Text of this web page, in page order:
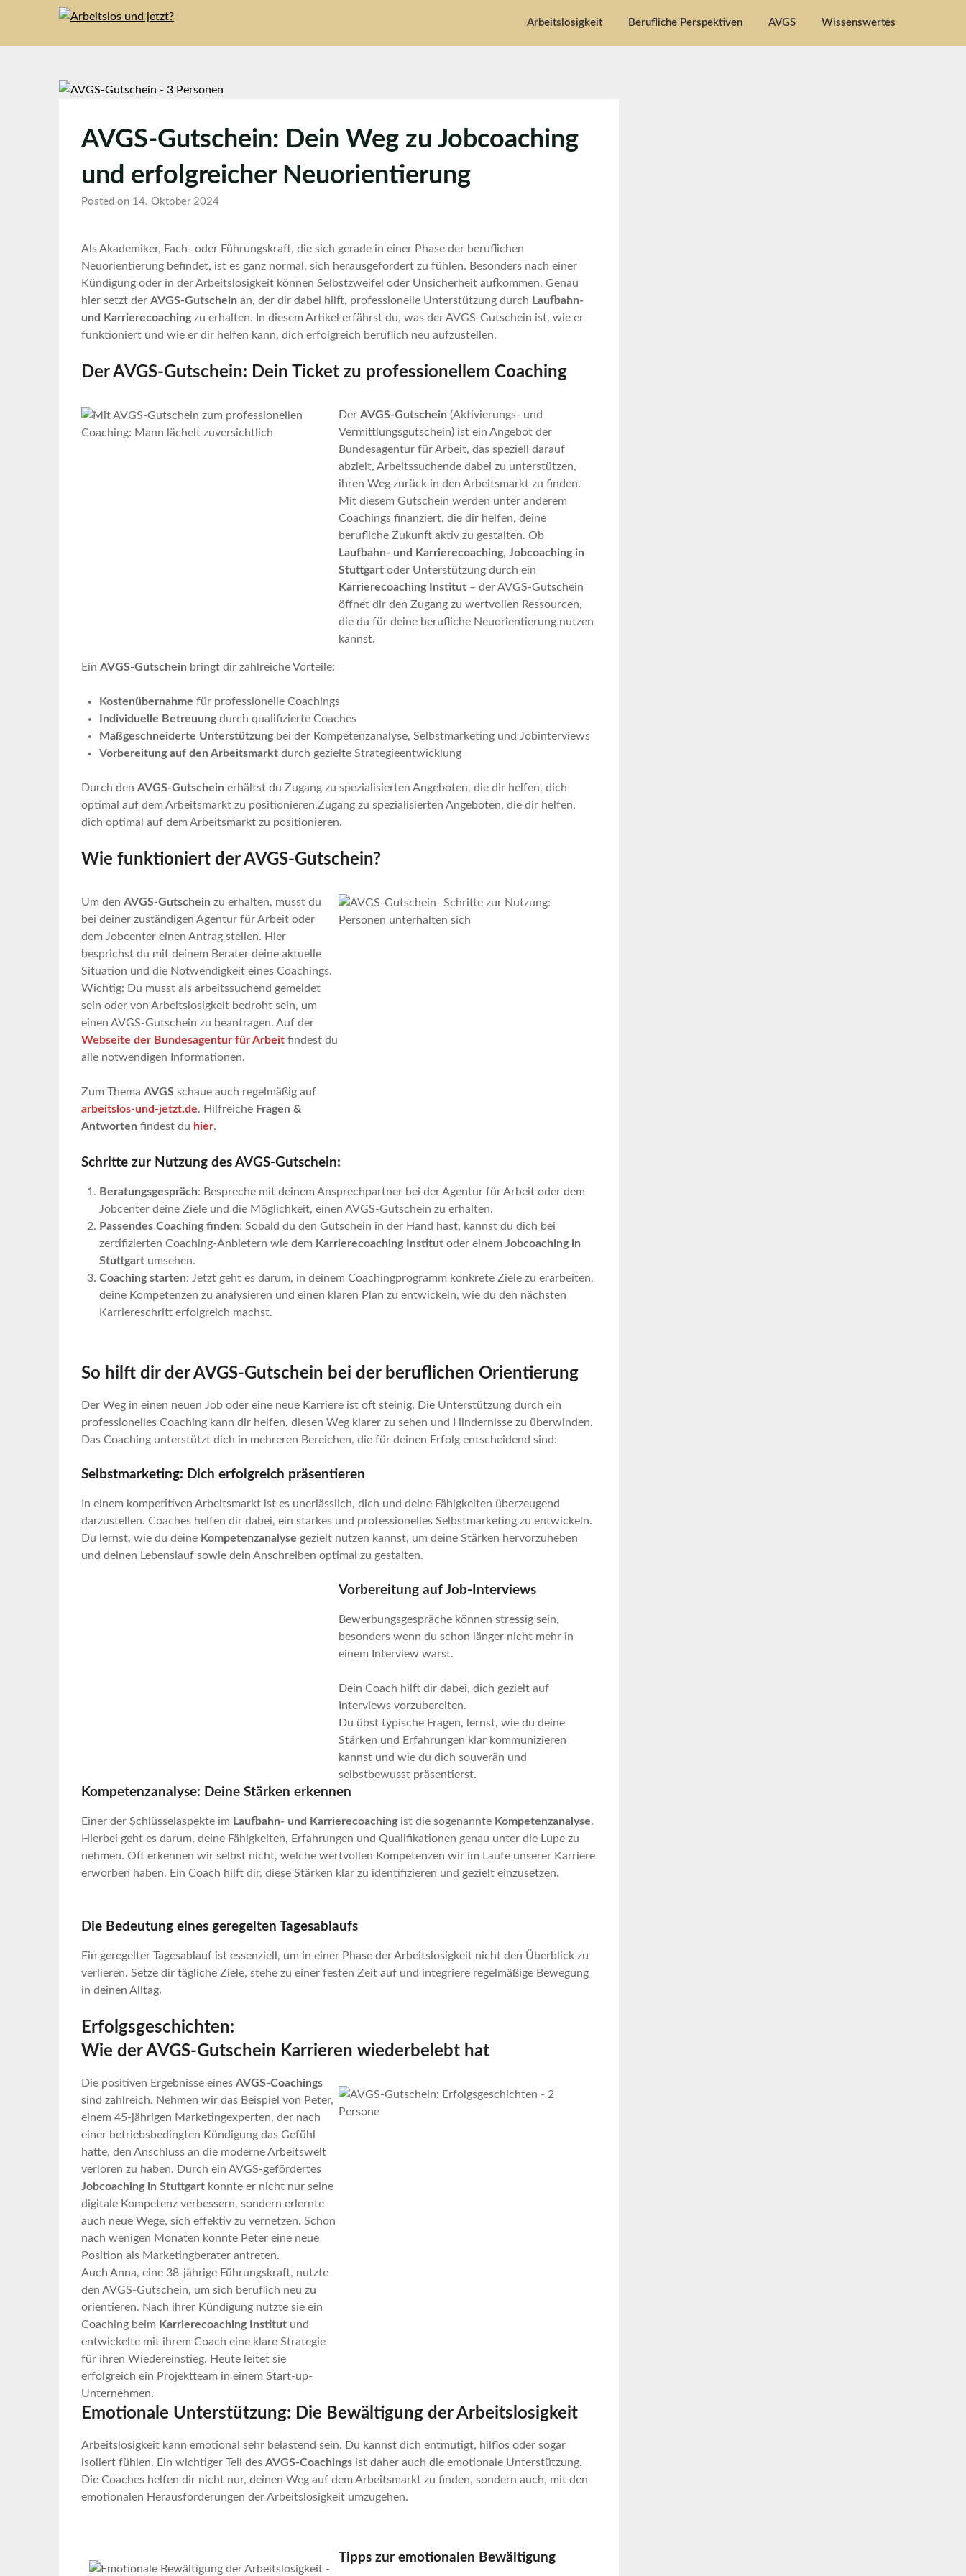
content
Arbeitslosigkeit Berufliche Perspektiven AVGS Wissenswertes
AVGS-Gutschein: Dein Weg zu Jobcoaching
und erfolgreicher Neuorientierung
Posted on 14. Oktober 2024
Als Akademiker, Fach- oder Führungskraft, die sich gerade in einer Phase der beruflichen
Neuorientierung befindet, ist es ganz normal, sich herausgefordert zu fühlen. Besonders nach einer
Kündigung oder in der Arbeitslosigkeit können Selbstzweifel oder Unsicherheit aufkommen. Genau
hier setzt derAVGS-Gutschein an, der dir dabei hilft, professionelle Unterstützung durch Laufbahn-
und Karrierecoachingzu erhalten. In diesem Artikel erfährst du, was der AVGS-Gutschein ist, wie er
funktioniert und wie er dir helfen kann, dich erfolgreich beruflich neu aufzustellen.
Der AVGS-Gutschein: Dein Ticket zu professionellem Coaching
DerAVGS-Gutschein (Aktivierungs- und
Vermittlungsgutschein) ist ein Angebot der
Bundesagentur für Arbeit, das speziell darauf
abzielt, Arbeitssuchende dabei zu unterstützen,
ihren Weg zurück in den Arbeitsmarkt zu finden.
Mit diesem Gutschein werden unter anderem
Coachings finanziert, die dir helfen, deine
berufliche Zukunft aktiv zu gestalten. Ob
Laufbahn- und Karrierecoaching,Jobcoaching in
Stuttgart oder Unterstützung durch ein
Karrierecoaching Institut – der AVGS-Gutschein
öffnet dir den Zugang zu wertvollen Ressourcen,
die du für deine berufliche Neuorientierung nutzen
kannst.
EinAVGS-Gutschein bringt dir zahlreiche Vorteile:
Kostenübernahme für professionelle Coachings
Individuelle Betreuungdurch qualifizierte Coaches
Maßgeschneiderte Unterstützungbei der Kompetenzanalyse, Selbstmarketing und Jobinterviews
Vorbereitung auf den Arbeitsmarkt durch gezielte Strategieentwicklung
Durch denAVGS-Gutschein erhältst du Zugang zu spezialisierten Angeboten, die dir helfen, dich
optimal auf dem Arbeitsmarkt zu positionieren.Zugang zu spezialisierten Angeboten, die dir helfen,
dich optimal auf dem Arbeitsmarkt zu positionieren.
Wie funktioniert der AVGS-Gutschein?
Um denAVGS-Gutschein zu erhalten, musst du
bei deiner zuständigen Agentur für Arbeit oder
dem Jobcenter einen Antrag stellen. Hier
besprichst du mit deinem Berater deine aktuelle
Situation und die Notwendigkeit eines Coachings.
Wichtig: Du musst als arbeitssuchend gemeldet
sein oder von Arbeitslosigkeit bedroht sein, um
einen AVGS-Gutschein zu beantragen. Auf der
Webseite der Bundesagentur für Arbeit findest du
alle notwendigen Informationen.
Zum ThemaAVGSschaue auch regelmäßig auf
arbeitslos-und-jetzt.de. Hilfreiche Fragen &
Antworten findest du hier.
Schritte zur Nutzung des AVGS-Gutschein:
Beratungsgespräch: Bespreche mit deinem Ansprechpartner bei der Agentur für Arbeit oder dem
Jobcenter deine Ziele und die Möglichkeit, einen AVGS-Gutschein zu erhalten.
Passendes Coaching finden: Sobald du den Gutschein in der Hand hast, kannst du dich bei
zertifizierten Coaching-Anbietern wie dem Karrierecoaching Institut oder einemJobcoaching in
Stuttgart umsehen.
Coaching starten: Jetzt geht es darum, in deinem Coachingprogramm konkrete Ziele zu erarbeiten,
deine Kompetenzen zu analysieren und einen klaren Plan zu entwickeln, wie du den nächsten
Karriereschritt erfolgreich machst.
So hilft dir der AVGS-Gutschein bei der beruflichen Orientierung
Der Weg in einen neuen Job oder eine neue Karriere ist oft steinig. Die Unterstützung durch ein
professionelles Coaching kann dir helfen, diesen Weg klarer zu sehen und Hindernisse zu überwinden.
Das Coaching unterstützt dich in mehreren Bereichen, die für deinen Erfolg entscheidend sind:
Selbstmarketing: Dich erfolgreich präsentieren
In einem kompetitiven Arbeitsmarkt ist es unerlässlich, dich und deine Fähigkeiten überzeugend
darzustellen. Coaches helfen dir dabei, ein starkes und professionelles Selbstmarketing zu entwickeln.
Du lernst, wie du deine Kompetenzanalyse gezielt nutzen kannst, um deine Stärken hervorzuheben
und deinen Lebenslauf sowie dein Anschreiben optimal zu gestalten.
Vorbereitung auf Job-Interviews
Bewerbungsgespräche können stressig sein,
besonders wenn du schon länger nicht mehr in
einem Interview warst.
Dein Coach hilft dir dabei, dich gezielt auf
Interviews vorzubereiten.
Du übst typische Fragen, lernst, wie du deine
Stärken und Erfahrungen klar kommunizieren
kannst und wie du dich souverän und
selbstbewusst präsentierst.
Kompetenzanalyse: Deine Stärken erkennen
Einer der Schlüsselaspekte im Laufbahn- und Karrierecoachingist die sogenannte Kompetenzanalyse.
Hierbei geht es darum, deine Fähigkeiten, Erfahrungen und Qualifikationen genau unter die Lupe zu
nehmen. Oft erkennen wir selbst nicht, welche wertvollen Kompetenzen wir im Laufe unserer Karriere
erworben haben. Ein Coach hilft dir, diese Stärken klar zu identifizieren und gezielt einzusetzen.
Die Bedeutung eines geregelten Tagesablaufs
Ein geregelter Tagesablauf ist essenziell, um in einer Phase der Arbeitslosigkeit nicht den Überblick zu
verlieren. Setze dir tägliche Ziele, stehe zu einer festen Zeit auf und integriere regelmäßige Bewegung
in deinen Alltag.
Erfolgsgeschichten:
Wie der AVGS-Gutschein Karrieren wiederbelebt hat
Die positiven Ergebnisse einesAVGS-Coachings
sind zahlreich. Nehmen wir das Beispiel von Peter,
einem 45-jährigen Marketingexperten, der nach
einer betriebsbedingten Kündigung das Gefühl
hatte, den Anschluss an die moderne Arbeitswelt
verloren zu haben. Durch ein AVGS-gefördertes
Jobcoaching in Stuttgart konnte er nicht nur seine
digitale Kompetenz verbessern, sondern erlernte
auch neue Wege, sich effektiv zu vernetzen. Schon
nach wenigen Monaten konnte Peter eine neue
Position als Marketingberater antreten.
Auch Anna, eine 38-jährige Führungskraft, nutzte
den AVGS-Gutschein, um sich beruflich neu zu
orientieren. Nach ihrer Kündigung nutzte sie ein
Coaching beim Karrierecoaching Institut und
entwickelte mit ihrem Coach eine klare Strategie
für ihren Wiedereinstieg. Heute leitet sie
erfolgreich ein Projektteam in einem Start-up-
Unternehmen.
Emotionale Unterstützung: Die Bewältigung der Arbeitslosigkeit
Arbeitslosigkeit kann emotional sehr belastend sein. Du kannst dich entmutigt, hilflos oder sogar
isoliert fühlen. Ein wichtiger Teil desAVGS-Coachings ist daher auch die emotionale Unterstützung.
Die Coaches helfen dir nicht nur, deinen Weg auf dem Arbeitsmarkt zu finden, sondern auch, mit den
emotionalen Herausforderungen der Arbeitslosigkeit umzugehen.
Tipps zur emotionalen Bewältigung